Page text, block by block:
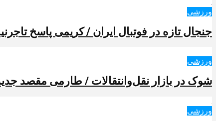
ورزشی
جنجال تازه در فوتبال ایران / کریمی پاسخ
ورزشی
شوک در بازار نقل‌وانتقالات / طارمی مقصد
ورزشی